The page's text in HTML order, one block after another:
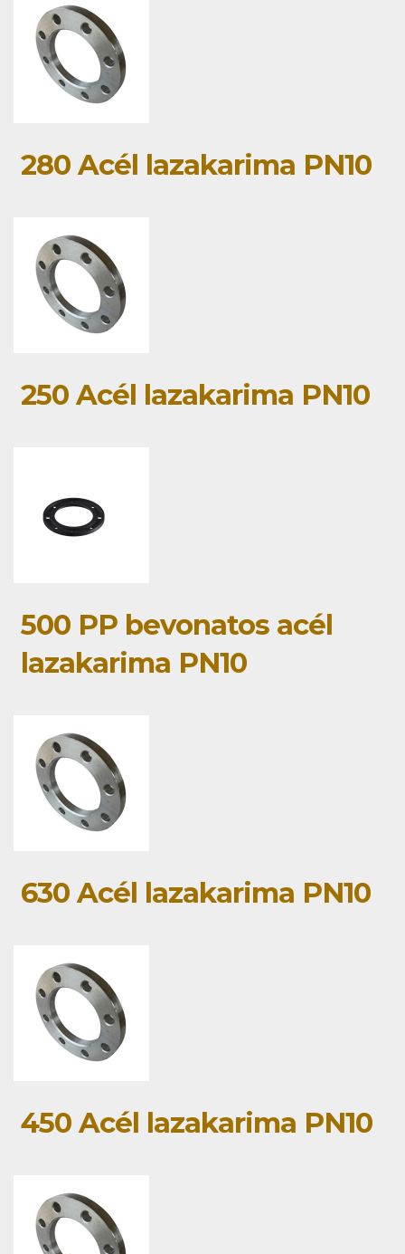
280 Acél lazakarima PN10
250 Acél lazakarima PN10
500 PP bevonatos acél
lazakarima PN10
630 Acél lazakarima PN10
450 Acél lazakarima PN10